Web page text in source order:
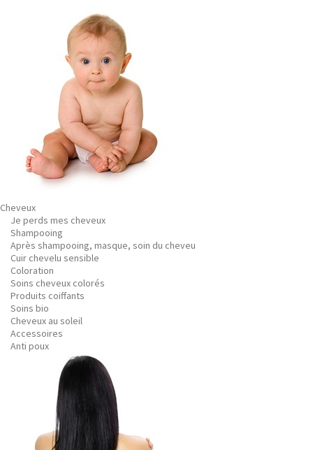
Cheveux
Je perds mes cheveux
Shampooing
Après shampooing, masque, soin du cheveu
Cuir chevelu sensible
Coloration
Soins cheveux colorés
Produits coiffants
Soins bio
Cheveux au soleil
Accessoires
Anti poux